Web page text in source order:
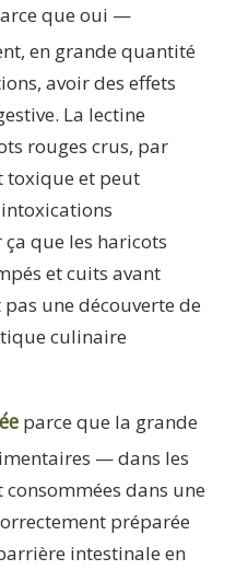
que oui —
en grande quantité
avoir des effets
La lectine
rouges crus, par
toxique et peut
ça que les haricots
et cuits avant
pas une découverte de
culinaire
parce que la grande
— dans les
dans une
préparée
intestinale en